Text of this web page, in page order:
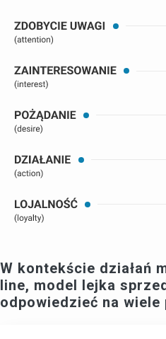
W kontekście działań
line, model lejka
odpowiedzieć na wiele